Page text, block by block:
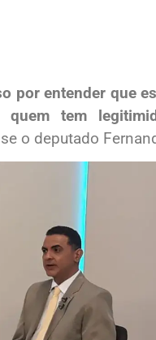
por entender que
quem tem
o deputado